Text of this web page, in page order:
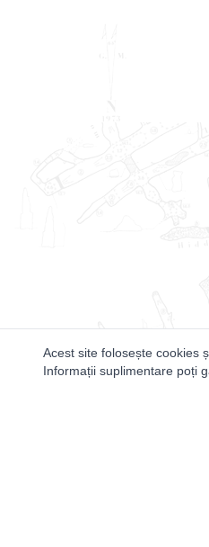
Acest site folosește cookies
Informații suplimentare poți